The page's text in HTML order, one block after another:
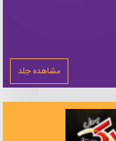
مشاهده جلد